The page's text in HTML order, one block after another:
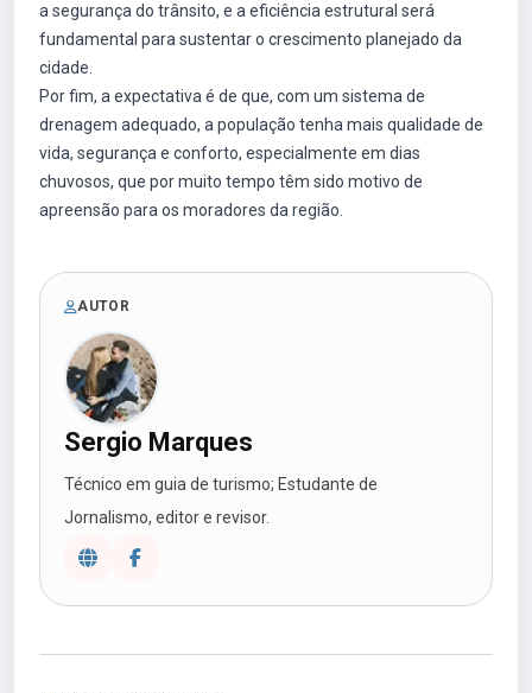
a segurança do trânsito, e a eficiência estrutural será
fundamental para sustentar o crescimento planejado da
cidade.
Por fim, a expectativa é de que, com um sistema de
drenagem adequado, a população tenha mais qualidade de
vida, segurança e conforto, especialmente em dias
chuvosos, que por muito tempo têm sido motivo de
apreensão para os moradores da região.
AUTOR
Sergio Marques
Técnico em guia de turismo; Estudante de
Jornalismo, editor e revisor.